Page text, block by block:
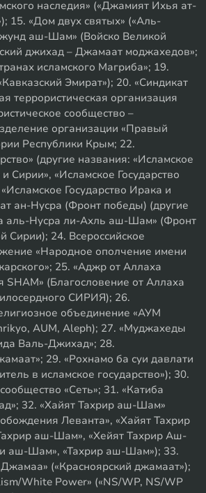
наследия» («Джамият Ихья ат-
15. «Дом двух святых» («Аль-
аш-Шам» (Войско Великой
джихад – Джамаат моджахедов»;
исламского Магриба»; 19.
Эмират»); 20. «Синдикат
террористическая организация
сообщество –
организации «Правый
Республики Крым; 22.
(другие названия: «Исламское
Сирии», «Исламское Государство
Государство Ирака и
ан-Нусра (Фронт победы) (другие
аль-Нусра ли-Ахль аш-Шам» (Фронт
Сирии); 24. Всероссийское
«Народное ополчение имени
25. «Аджр от Аллаха
SHAM» (Благословение от Аллаха
СИРИЯ); 26.
объединение «АУМ
AUM, Aleph); 27. «Муджахеды
Валь-Джихад»; 28.
29. «Рохнамо ба суи давлати
в исламское государство»); 30.
«Сеть»; 31. «Катиба
32. «Хайят Тахрир аш-Шам»
Леванта», «Хайят Тахрир
аш-Шам», «Хейят Тахрир Аш-
аш-Шам», «Тахрир аш-Шам»); 33.
(«Красноярский джамаат»);
White Power» («NS/WP, NS/WP